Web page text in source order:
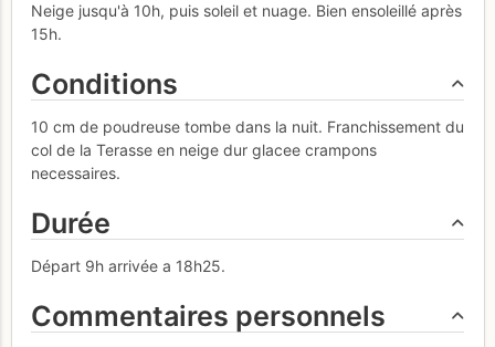
Neige jusqu'à 10h, puis soleil et nuage. Bien ensoleillé après
15h.
Conditions
10 cm de poudreuse tombe dans la nuit. Franchissement du
col de la Terasse en neige dur glacee crampons
necessaires.
Durée
Départ 9h arrivée a 18h25.
Commentaires personnels